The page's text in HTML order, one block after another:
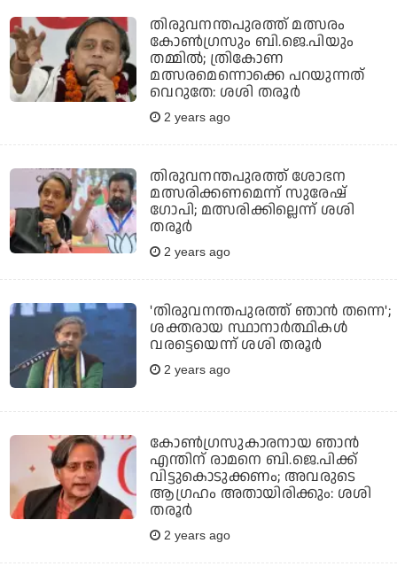
തിരുവനന്തപുരത്ത് മത്സരം
കോണ്‍ഗ്രസും ബി.ജെ.പിയും
തമ്മില്‍; ത്രികോണ
മത്സരമെന്നൊക്കെ പറയുന്നത്
വെറുതേ: ശശി തരൂര്‍
2 years ago
തിരുവനന്തപുരത്ത് ശോഭന
മത്സരിക്കണമെന്ന് സുരേഷ്
ഗോപി; മത്സരിക്കില്ലെന്ന് ശശി
തരൂര്‍
2 years ago
'തിരുവനന്തപുരത്ത് ഞാൻ തന്നെ';
ശക്തരായ സ്ഥാനാർത്ഥികൾ
വരട്ടെയെന്ന് ശശി തരൂർ
2 years ago
കോണ്‍ഗ്രസുകാരനായ ഞാന്‍
എന്തിന് രാമനെ ബി.ജെ.പിക്ക്
വിട്ടുകൊടുക്കണം; അവരുടെ
ആഗ്രഹം അതായിരിക്കും: ശശി
തരൂര്‍
2 years ago